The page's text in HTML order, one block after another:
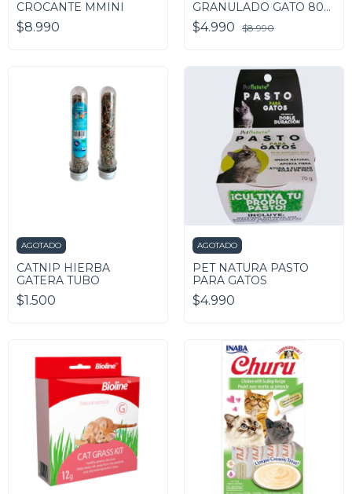
CROCANTE MMINI
$8.990
GRANULADO GATO 80
GRAMOS
$4.990 $8.990
AGOTADO
CATNIP HIERBA
GATERA TUBO
$1.500
AGOTADO
PET NATURA PASTO
PARA GATOS
$4.990